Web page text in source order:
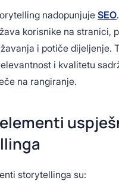
nadopunjujeSEO
korisnike na stranici,
i potiče dijeljenje.
i kvalitetu
na rangiranje.
storytellinga su: